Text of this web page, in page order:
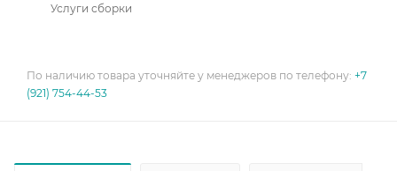
Услуги сборки
По наличию товара уточняйте у менеджеров по телефону: +7
(921) 754-44-53